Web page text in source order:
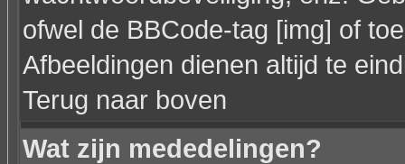
ofwel de BBCode-tag [img] of
Afbeeldingen dienen altijd te
Terug naar boven
Wat zijn mededelingen?